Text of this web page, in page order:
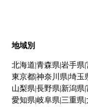
地域別
北海道 青森県 岩手県
東京都神奈川県 埼玉
山梨県 長野県 新潟県
愛知県 岐阜県 三重県